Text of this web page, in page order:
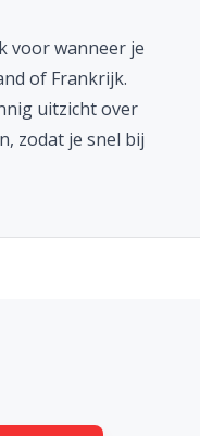
voor wanneer je
of Frankrijk.
uitzicht over
zodat je snel bij